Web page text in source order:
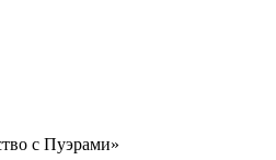
c Пуэрами»